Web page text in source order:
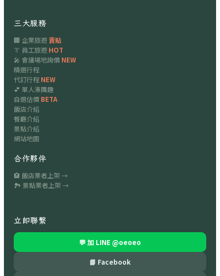
三大服務
🏢 企業旅遊賣點
👔 員工旅遊 HOT
🎤 會議場地詢價 NEW
精選行程
代訂行程 NEW
💕 單人湊團趣
自選估價 BETA
飯店介紹
餐廳介紹
景點介紹
網站地圖
合作夥伴
🏨 飯店業者上架 →
🏞 景點業者上架 →
立即聯繫
💬 加 LINE @oeoeo
📘 Facebook